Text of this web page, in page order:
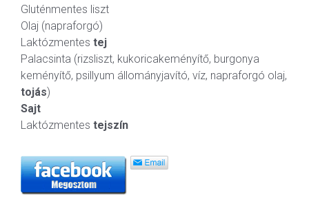
Gluténmentes liszt
Olaj (napraforgó)
Laktózmentes tej
Palacsinta (rizsliszt, kukoricakeményítő, burgonya
keményítő, psillyum állományjavító, víz, napraforgó olaj,
tojás)
Sajt
Laktózmentes tejszín